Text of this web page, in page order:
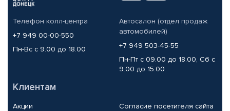
Телефон колл-центра
+7 949 00-00-550
Пн-Вс с 9.00 до 18.00
Автосалон (отдел продаж
автомобилей)
+7 949 503-45-55
Пн-Пт с 09.00 до 18.00, Сб с
9.00 до 15.00
Клиентам
Акции
Согласие посетителя сайта